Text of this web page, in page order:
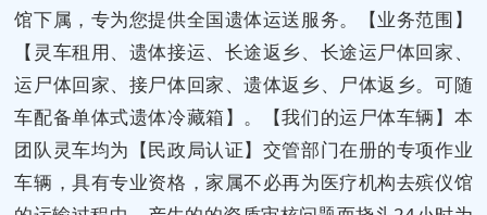
馆下属，专为您提供全国遗体运送服务。【业务范围】
【灵车租用、遗体接运、长途返乡、长途运尸体回家、
运尸体回家、接尸体回家、遗体返乡、尸体返乡。可随
车配备单体式遗体冷藏箱】。【我们的运尸体车辆】本
团队灵车均为【民政局认证】交管部门在册的专项作业
车辆，具有专业资格，家属不必再为医疗机构去殡仪馆